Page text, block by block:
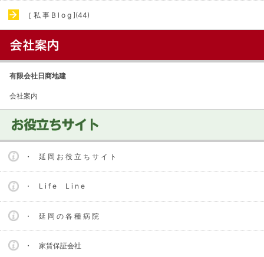
［ 私 事 B l o g ](44)
有限会社日商地建
会社案内
・ 延 岡 お 役 立 ち サ イ ト
・ L i f e L i n e
・ 延 岡 の 各 種 病 院
・ 家賃保証会社